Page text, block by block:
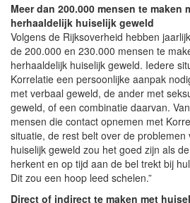
Meer dan 200.000 mensen te maken
herhaaldelijk huiselijk geweld
Volgens de Rijksoverheid hebben
de 200.000 en 230.000 mensen te
herhaaldelijk huiselijk geweld. Iedere
Korrelatie een persoonlijke aanpak
met verbaal geweld, de ander met
geweld, of een combinatie daarvan.
mensen die contact opnemen met
situatie, de rest belt over de problemen
huiselijk geweld zou het goed zijn als
herkent en op tijd aan de bel trekt bij
Dit zou een hoop leed schelen.”
Direct of indirect te maken met